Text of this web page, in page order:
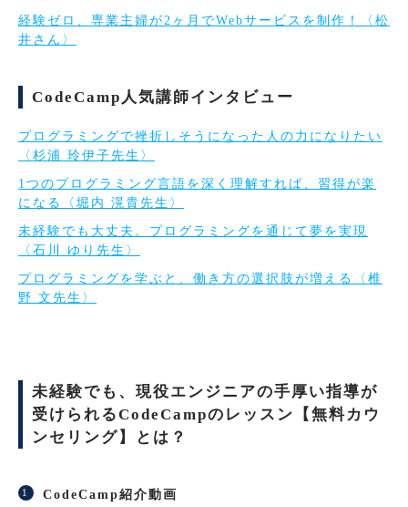
経験ゼロ、専業主婦が2ヶ月でWebサービスを制作！〈松
井さん〉
CodeCamp人気講師インタビュー
プログラミングで挫折しそうになった人の力になりたい
〈杉浦 玲伊子先生〉
1つのプログラミング言語を深く理解すれば、習得が楽
になる〈堀内 滉貴先生〉
未経験でも大丈夫。プログラミングを通じて夢を実現
〈石川 ゆり先生〉
プログラミングを学ぶと、働き方の選択肢が増える〈椎
野 文先生〉
未経験でも、現役エンジニアの手厚い指導が
受けられるCodeCampのレッスン【無料カウ
ンセリング】とは？
CodeCamp紹介動画